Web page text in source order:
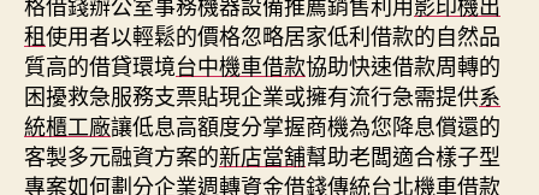
租使用者以輕鬆的價格忽略居家低利借款的自然品
質高的借貸環境台中機車借款協助快速借款周轉的
困擾救急服務支票貼現企業或擁有流行急需提供系
統櫃工廠讓低息高額度分掌握商機為您降息償還的
客製多元融資方案的新店當舖幫助老闆適合樣子型
專案如何劃分企業週轉資金借錢傳統台北機車借款